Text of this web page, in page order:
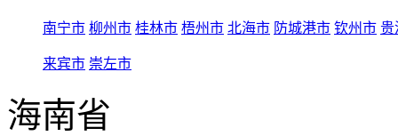
南宁市 柳州市 桂林市 梧州市 北海市 防城港市 钦州市 贵
来宾市 崇左市
海南省